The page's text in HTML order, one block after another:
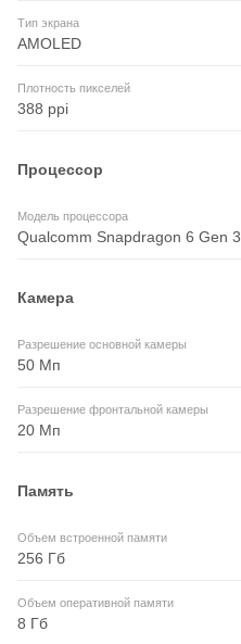
Тип экрана
AMOLED
Плотность пикселей
388 ppi
Процессор
Модель процессора
Qualcomm Snapdragon 6 Gen 3
Камера
Разрешение основной камеры
50 Мп
Разрешение фронтальной камеры
20 Мп
Память
Объем встроенной памяти
256 Гб
Объем оперативной памяти
8 Гб